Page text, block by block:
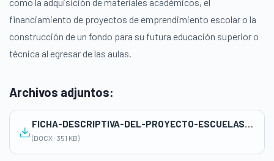
financiamiento de proyectos de emprendimiento escolar o la
construcción de un fondo para su futura educación superior o
técnica al egresar de las aulas.
Archivos adjuntos:
FICHA-DESCRIPTIVA-DEL-PROYECTO-ESCUELAS-INTEGRALES-2026-1
(DOCX · 351 KB)